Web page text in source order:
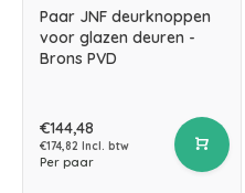
Paar JNF deurknoppen
voor glazen deuren -
Brons PVD
€144,48
€174,82 Incl. btw
Per paar